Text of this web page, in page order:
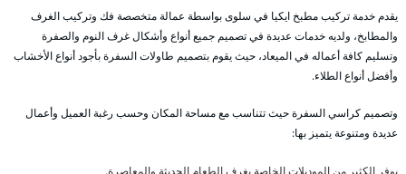
يقدم خدمة تركيب مطبخ ايكيا في سلوى بواسطة عمالة متخصصة فك وتركيب الغرف
والمطابخ، ولديه خدمات عديدة في تصميم جميع أنواع وأشكال غرف النوم والصفرة
وتسليم كافة أعماله في الميعاد، حيث يقوم بتصميم طاولات السفرة بأجود أنواع الأخشاب
وأفضل أنواع الطلاء.
وتصميم كراسي السفرة حيث تتناسب مع مساحة المكان وحسب رغبة العميل وأعمال
عديدة ومتنوعة يتميز بها:
يوفر الكثير من الموديلات الخاصة بغرف الطعام الحديثة والمعاصرة.